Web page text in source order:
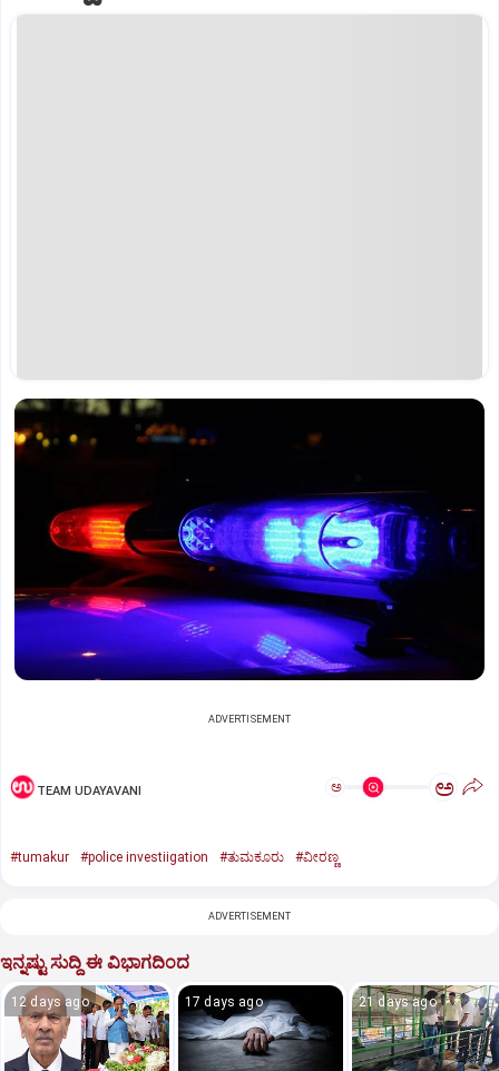
ADVERTISEMENT
TEAM UDAYAVANI ಅ ಅ
#tumakur #police investiigation #ತುಮಕೂರು #ವೀರಣ್ಣ
ADVERTISEMENT
ಇನ್ನಷ್ಟು ಸುದ್ದಿ ಈ ವಿಭಾಗದಿಂದ
12 days ago 17 days ago 21 days ago